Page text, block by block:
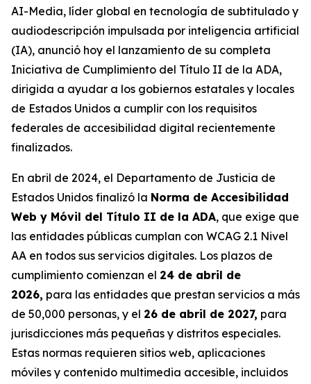
AI-Media, líder global en tecnología de subtitulado y
audiodescripción impulsada por inteligencia artificial
(IA), anunció hoy el lanzamiento de su completa
Iniciativa de Cumplimiento del Título II de la ADA,
dirigida a ayudar a los gobiernos estatales y locales
de Estados Unidos a cumplir con los requisitos
federales de accesibilidad digital recientemente
finalizados.
En abril de 2024, el Departamento de Justicia de
Estados Unidos finalizó la Norma de Accesibilidad
Web y Móvil del Título II de la ADA, que exige que
las entidades públicas cumplan con WCAG 2.1 Nivel
AA en todos sus servicios digitales. Los plazos de
cumplimiento comienzan el 24 de abril de
2026, para las entidades que prestan servicios a más
de 50,000 personas, y el 26 de abril de 2027, para
jurisdicciones más pequeñas y distritos especiales.
Estas normas requieren sitios web, aplicaciones
móviles y contenido multimedia accesible, incluidos